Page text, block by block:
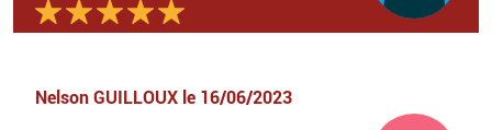
Nelson GUILLOUX le 16/06/2023